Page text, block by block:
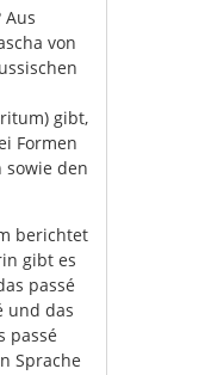
von
gibt,
Formen
den
berichtet
gibt es
passé
und das
passé
Sprache